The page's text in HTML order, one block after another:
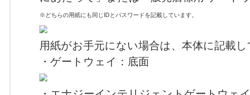
※どちらの用紙にも同じIDとパスワードを記載しています。
用紙がお手元にない場合は、本体に記載
・ゲートウェイ：底面